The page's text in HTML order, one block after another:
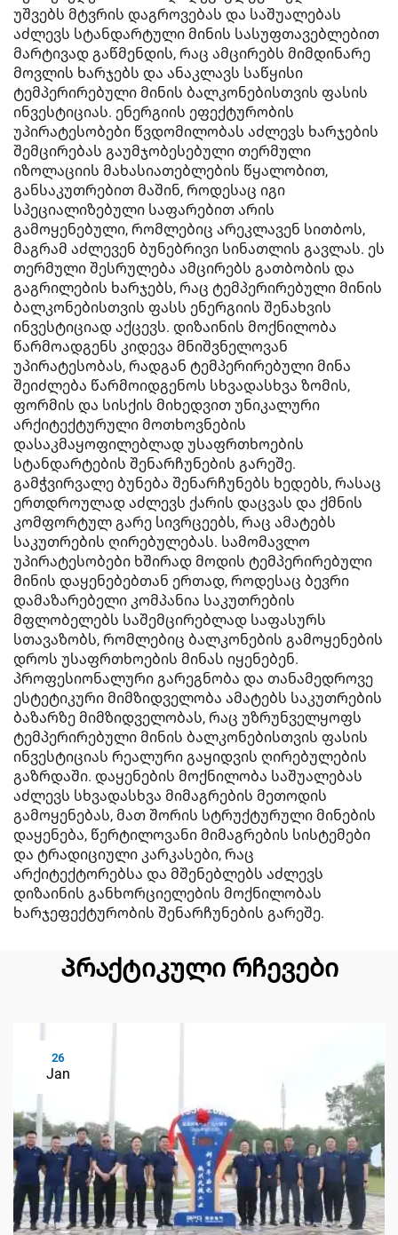
უშვებს მტვრის დაგროვებას და საშუალებას
აძლევს სტანდარტული მინის სასუფთავებლებით
მარტივად გაწმენდის, რაც ამცირებს მიმდინარე
მოვლის ხარჯებს და ანაკლავს საწყისი
ტემპერირებული მინის ბალკონებისთვის ფასის
ინვესტიციას. ენერგიის ეფექტურობის
უპირატესობები წვდომილობას აძლევს ხარჯების
შემცირებას გაუმჯობესებული თერმული
იზოლაციის მახასიათებლების წყალობით,
განსაკუთრებით მაშინ, როდესაც იგი
სპეციალიზებული საფარებით არის
გამოყენებული, რომლებიც არეკლავენ სითბოს,
მაგრამ აძლევენ ბუნებრივი სინათლის გავლას. ეს
თერმული შესრულება ამცირებს გათბობის და
გაგრილების ხარჯებს, რაც ტემპერირებული მინის
ბალკონებისთვის ფასს ენერგიის შენახვის
ინვესტიციად აქცევს. დიზაინის მოქნილობა
წარმოადგენს კიდევა მნიშვნელოვან
უპირატესობას, რადგან ტემპერირებული მინა
შეიძლება წარმოიდგენოს სხვადასხვა ზომის,
ფორმის და სისქის მიხედვით უნიკალური
არქიტექტურული მოთხოვნების
დასაკმაყოფილებლად უსაფრთხოების
სტანდარტების შენარჩუნების გარეშე.
გამჭვირვალე ბუნება შენარჩუნებს ხედებს, რასაც
ერთდროულად აძლევს ქარის დაცვას და ქმნის
კომფორტულ გარე სივრცეებს, რაც ამატებს
საკუთრების ღირებულებას. სამომავლო
უპირატესობები ხშირად მოდის ტემპერირებული
მინის დაყენებებთან ერთად, როდესაც ბევრი
დამაზარებელი კომპანია საკუთრების
მფლობელებს საშემცირებლად საფასურს
სთავაზობს, რომლებიც ბალკონების გამოყენების
დროს უსაფრთხოების მინას იყენებენ.
პროფესიონალური გარეგნობა და თანამედროვე
ესტეტიკური მიმზიდველობა ამატებს საკუთრების
ბაზარზე მიმზიდველობას, რაც უზრუნველყოფს
ტემპერირებული მინის ბალკონებისთვის ფასის
ინვესტიციას რეალური გაყიდვის ღირებულების
გაზრდაში. დაყენების მოქნილობა საშუალებას
აძლევს სხვადასხვა მიმაგრების მეთოდის
გამოყენებას, მათ შორის სტრუქტურული მინების
დაყენება, წერტილოვანი მიმაგრების სისტემები
და ტრადიციული კარკასები, რაც
არქიტექტორებსა და მშენებლებს აძლევს
დიზაინის განხორციელების მოქნილობას
ხარჯეფექტურობის შენარჩუნების გარეშე.
Პრაქტიკული რჩევები
26
Jan